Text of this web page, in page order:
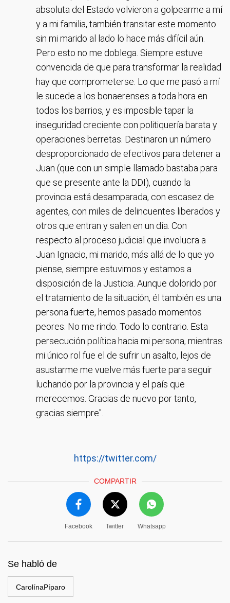
absoluta del Estado volvieron a golpearme a mí
y a mi familia, también transitar este momento
sin mi marido al lado lo hace más difícil aún.
Pero esto no me doblega. Siempre estuve
convencida de que para transformar la realidad
hay que comprometerse. Lo que me pasó a mí
le sucede a los bonaerenses a toda hora en
todos los barrios, y es imposible tapar la
inseguridad creciente con politiquería barata y
operaciones berretas. Destinaron un número
desproporcionado de efectivos para detener a
Juan (que con un simple llamado bastaba para
que se presente ante la DDI), cuando la
provincia está desamparada, con escasez de
agentes, con miles de delincuentes liberados y
otros que entran y salen en un día. Con
respecto al proceso judicial que involucra a
Juan Ignacio, mi marido, más allá de lo que yo
piense, siempre estuvimos y estamos a
disposición de la Justicia. Aunque dolorido por
el tratamiento de la situación, él también es una
persona fuerte, hemos pasado momentos
peores. No me rindo. Todo lo contrario. Esta
persecución política hacia mi persona, mientras
mi único rol fue el de sufrir un asalto, lejos de
asustarme me vuelve más fuerte para seguir
luchando por la provincia y el país que
merecemos. Gracias de nuevo por tanto,
gracias siempre".
https://twitter.com/
COMPARTIR
Facebook Twitter Whatsapp
Se habló de
CarolínaPíparo